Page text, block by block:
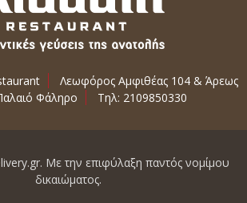
Λεωφόρος Αμφιθέας 104 & Άρεως
Φάληρο
Τηλ: 2109850330
Με την επιφύλαξη παντός νομίμου
δικαιώματος.